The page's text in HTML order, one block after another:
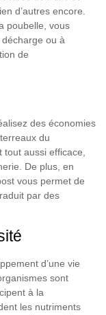
d’autres encore.
poubelle, vous
ou à
de
des économies
du
aussi efficace,
De plus, en
vous permet de
par des
d’une vie
sont
à la
les nutriments